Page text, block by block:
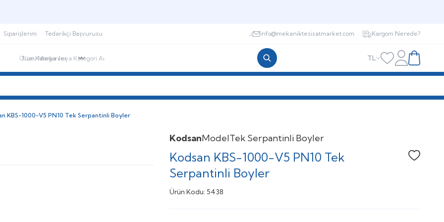
Siparişlerim Tedarikçi Başvurusu info@mekaniktesisatmarket.com Kargom Nerede?
TL Favorilerim
HesabımSepetim
KBS-1000-V5 PN10 Tek Serpantinli Boyler
KodsanModelTek Serpantinli Boyler
Kodsan KBS-1000-V5 PN10 Tek
Serpantinli Boyler
Favoriye
Ürün Kodu: 5438